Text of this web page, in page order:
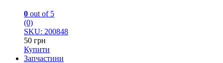
0 out of 5
(0)
SKU: 200848
50 грн
Купити
Запчастини